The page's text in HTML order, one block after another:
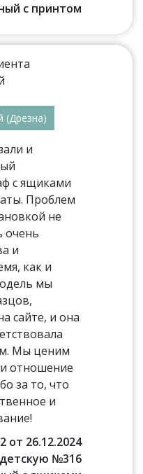
с принтом
(Дрезна)
и
с ящиками
Проблем
не
очень
и
как и
мы
сайте, и она
Мы ценим
отношение
за то, что
и
от 26.12.2024
№316